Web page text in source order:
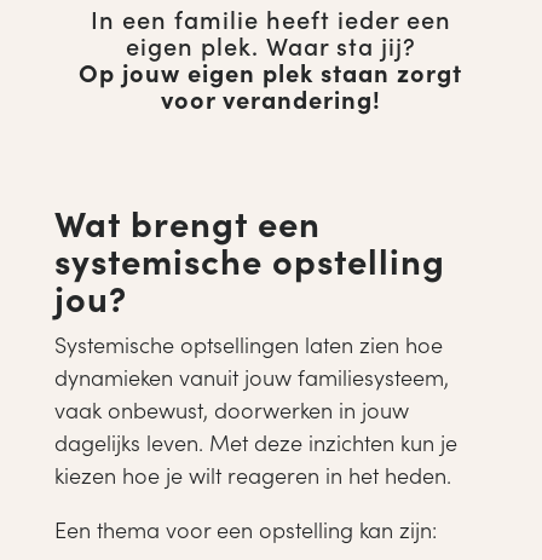
In een familie heeft ieder een
eigen plek. Waar sta jij?
Op jouw eigen plek staan zorgt
voor verandering!
Wat brengt een
systemische opstelling
jou?
Systemische optsellingen laten zien hoe
dynamieken vanuit jouw familiesysteem,
vaak onbewust, doorwerken in jouw
dagelijks leven. Met deze inzichten kun je
kiezen hoe je wilt reageren in het heden.
Een thema voor een opstelling kan zijn: